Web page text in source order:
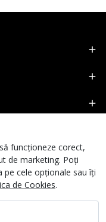
funcționeze corect,
de marketing. Poți
cele opționale sau îți
de Cookies.